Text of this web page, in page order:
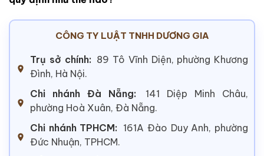
CÔNG TY LUẬT TNHH DƯƠNG GIA
Trụ sở chính: 89 Tô Vĩnh Diện, phường Khương
Đình, Hà Nội.
Chi nhánh Đà Nẵng:
141 Diệp Minh Châu,
phường Hoà Xuân, Đà Nẵng.
Chi nhánh TPHCM: 161A Đào Duy Anh, phường
Đức Nhuận, TPHCM.